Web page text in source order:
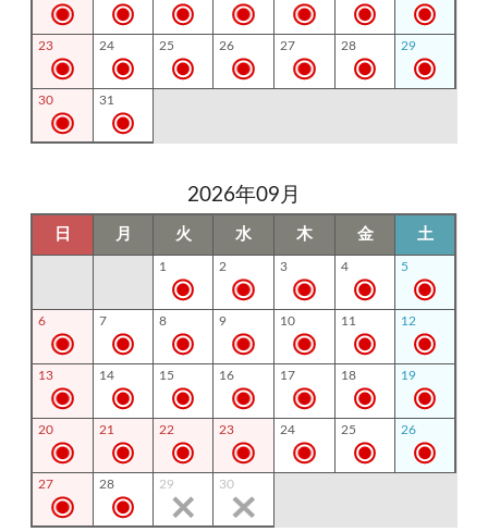
23 24 25 26 27 28 29
30 31
2026年09月
日 月 火 水 木 金 土
1 2 3 4 5
6 7 8 9 10 11 12
13 14 15 16 17 18 19
20 21 22 23 24 25 26
27 28 29 30